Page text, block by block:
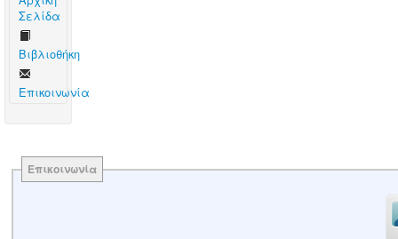
Σελίδα
Βιβλιοθήκη
Επικοινωνία
Επικοινωνία